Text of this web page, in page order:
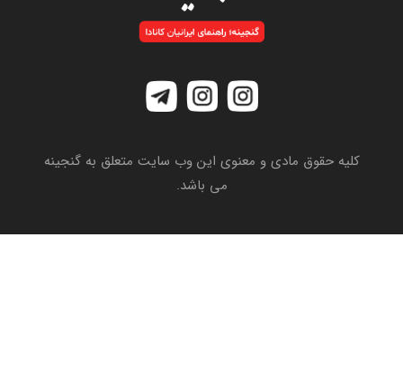
کلیه حقوق مادی و معنوی این وب سایت متعلق به گنجینه
می باشد.